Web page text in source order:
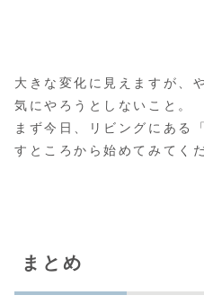
大きな変化に見えますが、
気にやろうとしないこと。
まず今日、リビングにある
すところから始めてみてく
まとめ